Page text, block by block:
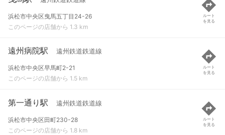
浜松市中央区曳馬五丁目24-26
このページの店舗から 1.3 km
ルート
を見る
遠州病院駅 遠州鉄道鉄道線
浜松市中央区早馬町2-21
このページの店舗から 1.5 km
ルート
を見る
第一通り駅 遠州鉄道鉄道線
浜松市中央区田町230-28
このページの店舗から 1.8 km
ルート
を見る